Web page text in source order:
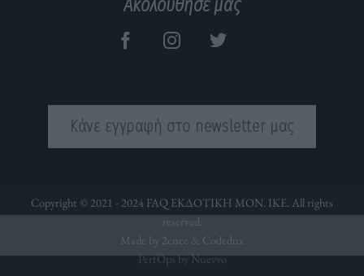
Ακολούθησέ μας
Κάνε εγγραφή στο newsletter μας
Copyright © 2021 - 2024 FAQ ΕΚΔΟΤΙΚΗ ΜΟΝ. ΙΚΕ. All rights
reserved.
Made by 2ence & Codedux
PerfOps by Nuevvo